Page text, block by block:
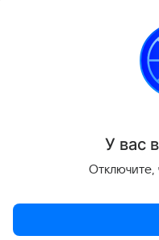
раскола в
способствовать
готовых учитывать
У вас
Отключите,